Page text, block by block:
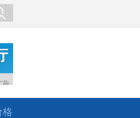
告
格